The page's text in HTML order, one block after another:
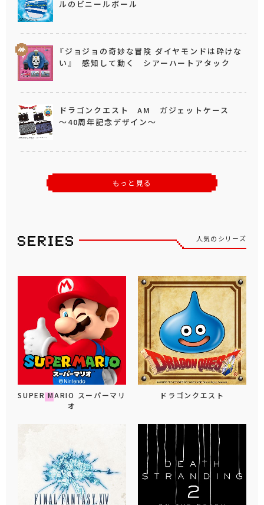
ルのビニールボール
『ジョジョの奇妙な冒険 ダイヤモンドは砕けな
い』 感知して動く シアーハートアタック
ドラゴンクエスト AM ガジェットケース
～40周年記念デザイン～
もっと見る
人気のシリーズ
SUPER MARIO スーパーマリ
オ
ドラゴンクエスト